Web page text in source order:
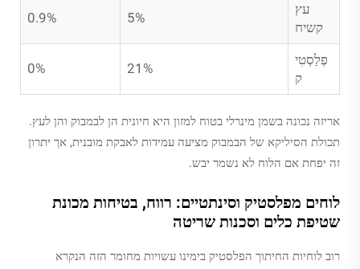
עץ
קשיח
5%
0.9%
פְלַסְטִי
ק
21%
0%
אריזה נכונה בשמן מינרלי בטוח למזון היא חיונית הן לבמבוק והן לעץ.
תכולת הסיליקא של הבמבוק מציעה עמידות לאבקת מובנית, אך יתרון
זה יפחת אם הלוח לא נשמר יבש.
לוחים מפלסטיק וסינתטיים: רווח, בטיחות מכונת
שטיפת כלים וסכנות שריטה
רוב לוחיות החיתוך הפלסטיק בימינו עשויות מחומר הזה הנקרא